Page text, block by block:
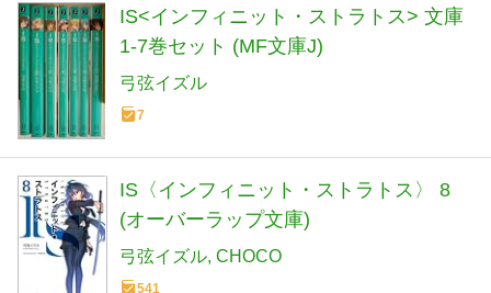
IS<インフィニット・ストラトス> 文庫
1-7巻セット (MF文庫J)
弓弦イズル
7
IS〈インフィニット・ストラトス〉 8
(オーバーラップ文庫)
弓弦イズル CHOCO
541